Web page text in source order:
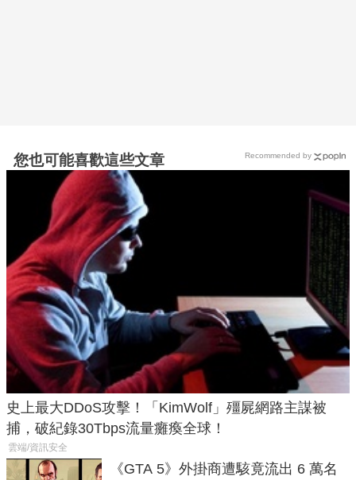
您也可能喜歡這些文章
史上最大DDoS攻擊！「KimWolf」殭屍網路主謀被
捕，破紀錄30Tbps流量癱瘓全球！
雲端/資訊安全
《GTA 5》外掛商遭駭竟流出 6 萬名
Recommended by